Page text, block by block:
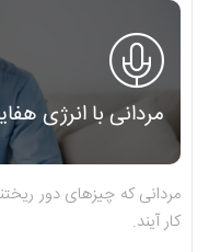
مردانی با انرژی
مردانی که چیزهای دور
کار آیند.